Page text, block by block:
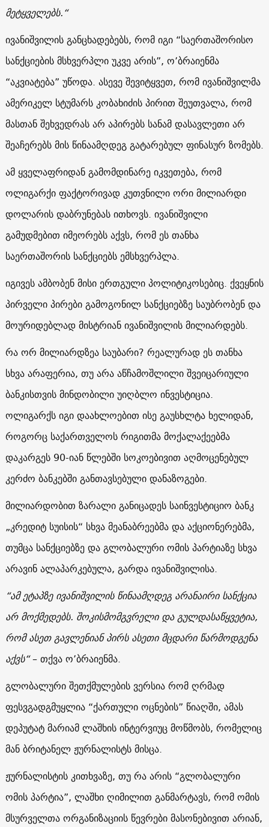
მეტყველებს.“
ივანიშვილის განცხადებებს, რომ იგი “საერთაშორისო
სანქციების მსხვერპლი უკვე არის”, ო’ბრაიენმა
“აკვიატება” უწოდა. ასევე შევიტყვეთ, რომ ივანიშვილმა
ამერიკელ სტუმარს კობახიძის პირით შეუთვალა, რომ
მასთან შეხვედრას არ აპირებს სანამ დასავლეთი არ
შეაჩერებს მის წინაამღდეგ გატარებულ ფინასურ ზომებს.
ამ ყველაფრიდან გამომდინარე იკვეთება, რომ
ოლიგარქი ფაქტორივად კუთვნილი ორი მილიარდი
დოლარის დაბრუნებას ითხოვს. ივანიშვილი
გამუდმებით იმეორებს აქვს, რომ ეს თანხა
საერთაშორის სანქციებს ემსხვერპლა.
იგივეს ამბობენ მისი ერთგული პოლიტიკოსებიც. ქვეყნის
პირველი პირები გამოგონილ სანქციებზე საუბრობენ და
მოურიდებლად მისტრიან ივანიშვილის მილიარდებს.
რა ორ მილიარდზეა საუბარი? რეალურად ეს თანხა
სხვა არაფერია, თუ არა აწჩამოშლილი შვეიცარიული
ბანკისთვის მინდობილი უიღბლო ინვესტიცია.
ოლიგარქს იგი დაახლოებით ისე გაუსხლტა ხელიდან,
როგორც საქართველოს რიგითმა მოქალაქეებმა
დაკარგეს 90-იან წლებში სოკოებივით აღმოცენებულ
კერძო ბანკებში განთავსებული დანაზოგები.
მილიარდობით ზარალი განიცადეს საინვესტიციო ბანკ
„კრედიტ სუისის“ სხვა მეანაბრეებმა და აქციონერებმა,
თუმცა სანქციებზე და გლობალური ომის პარტიაზე სხვა
არავინ ალაპარკებულა, გარდა ივანიშვილისა.
“ამ ეტაპზე ივანიშვილის წინაამღდეგ არანაირი სანქცია
არ მოქმედებს. შოკისმომგვრელი და გულდასაწყვეტია,
რომ ასეთ გავლენიან პირს ასეთი მცდარი წარმოდგენა
აქვს“– თქვა ო’ბრაიენმა.
გლობალური შეთქმულების ვერსია რომ ღრმად
ფესვგადგმუყლია “ქართული ოცნების” წიაღში, ამას
დეპუტატ მარიამ ლაშხის ინტერვიუც მოწმობს, რომელიც
მან ბრიტანელ ჟურნალისტს მისცა.
ჟურნალისტის კითხვაზე, თუ რა არის “გლობალური
ომის პარტია”, ლაშხი ღიმილით განმარტავს, რომ ომის
მსურველთა ორგანიზაციის წევრები მასონებივით არიან,